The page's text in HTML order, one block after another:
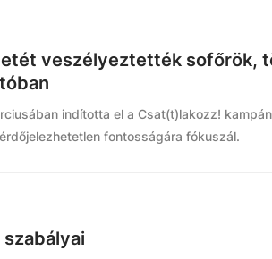
veszélyeztették sofőrök,
indította el a Csat(t)lakozz!
fontosságára fókuszál.